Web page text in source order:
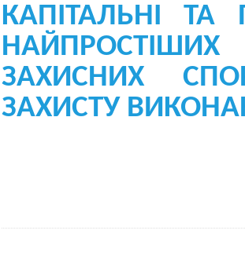
КАПІТАЛЬНІ
ЗАХИСНИХ
ЗАХИСТУ